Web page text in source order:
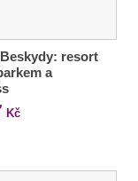
resort
a
Kč